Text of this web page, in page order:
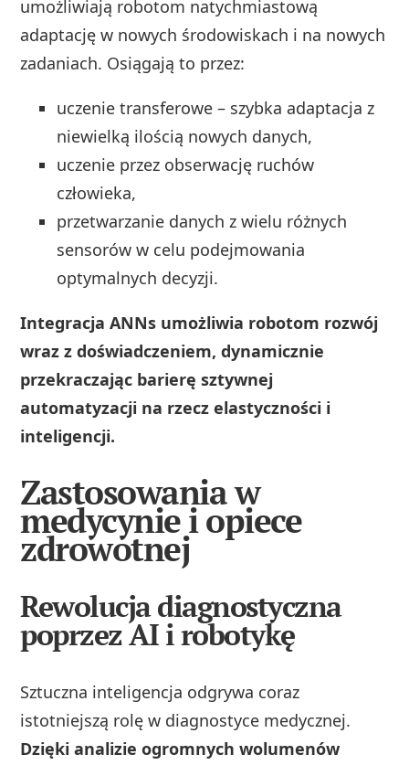
umożliwiają robotom natychmiastową
adaptację w nowych środowiskach i na nowych
zadaniach. Osiągają to przez:
uczenie transferowe – szybka adaptacja z
niewielką ilością nowych danych,
uczenie przez obserwację ruchów
człowieka,
przetwarzanie danych z wielu różnych
sensorów w celu podejmowania
optymalnych decyzji.
Integracja ANNs umożliwia robotom rozwój
wraz z doświadczeniem, dynamicznie
przekraczając barierę sztywnej
automatyzacji na rzecz elastyczności i
inteligencji.
Zastosowania w
medycynie i opiece
zdrowotnej
Rewolucja diagnostyczna
poprzez AI i robotykę
Sztuczna inteligencja odgrywa coraz
istotniejszą rolę w diagnostyce medycznej.
Dzięki analizie ogromnych wolumenów